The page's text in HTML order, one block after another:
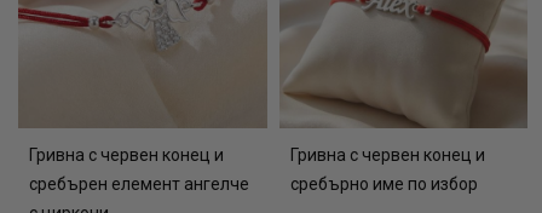
Гривна с червен конец и
сребърен елемент ангелче
Гривна с червен конец и
сребърно име по избор